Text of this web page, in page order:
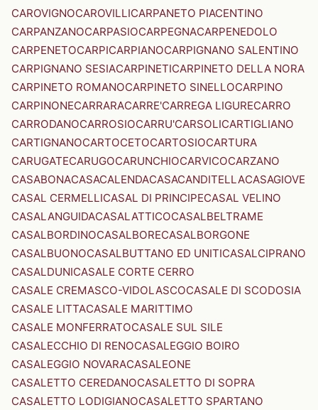
CAROVIGNOCAROVILLICARPANETO PIACENTINO
CARPANZANOCARPASIOCARPEGNACARPENEDOLO
CARPENETOCARPICARPIANOCARPIGNANO SALENTINO
CARPIGNANO SESIACARPINETICARPINETO DELLA NORA
CARPINETO ROMANOCARPINETO SINELLOCARPINO
CARPINONECARRARACARRE'CARREGA LIGURECARRO
CARRODANOCARROSIOCARRU'CARSOLICARTIGLIANO
CARTIGNANOCARTOCETOCARTOSIOCARTURA
CARUGATECARUGOCARUNCHIOCARVICOCARZANO
CASABONACASACALENDACASACANDITELLACASAGIOVE
CASAL CERMELLICASAL DI PRINCIPECASAL VELINO
CASALANGUIDACASALATTICOCASALBELTRAME
CASALBORDINOCASALBORECASALBORGONE
CASALBUONOCASALBUTTANO ED UNITICASALCIPRANO
CASALDUNICASALE CORTE CERRO
CASALE CREMASCO-VIDOLASCOCASALE DI SCODOSIA
CASALE LITTACASALE MARITTIMO
CASALE MONFERRATOCASALE SUL SILE
CASALECCHIO DI RENOCASALEGGIO BOIRO
CASALEGGIO NOVARACASALEONE
CASALETTO CEREDANOCASALETTO DI SOPRA
CASALETTO LODIGIANOCASALETTO SPARTANO